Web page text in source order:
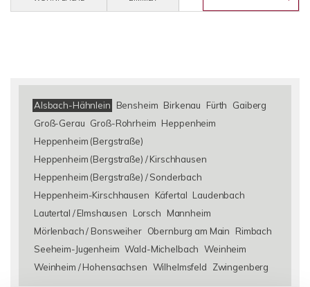
Alsbach-Hähnlein Bensheim Birkenau Fürth
Gaiberg
Groß-Gerau Groß-Rohrheim Heppenheim
Heppenheim (Bergstraße)
Heppenheim (Bergstraße) / Kirschhausen
Heppenheim (Bergstraße) / Sonderbach
Heppenheim-Kirschhausen
Käfertal Laudenbach
Lautertal / Elmshausen
Lorsch
Mannheim
Mörlenbach / Bonsweiher Obernburg am Main
Rimbach
Seeheim-Jugenheim Wald-Michelbach Weinheim
Weinheim / Hohensachsen Wilhelmsfeld Zwingenberg